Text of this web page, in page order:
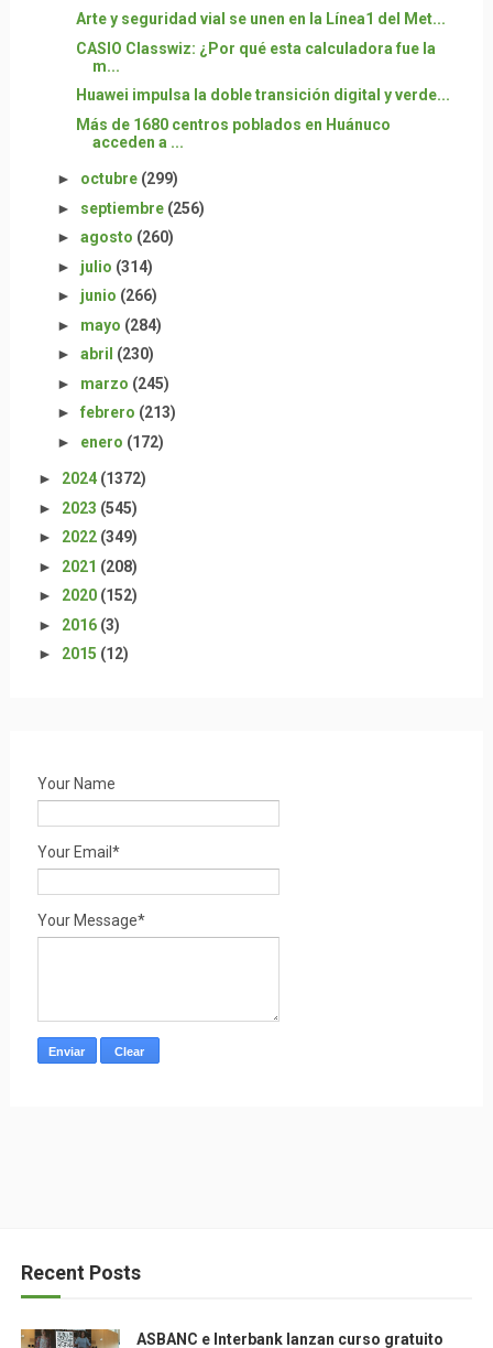
Arte y seguridad vial se unen en la Línea1 del Met...
CASIO Classwiz: ¿Por qué esta calculadora fue la
m...
Huawei impulsa la doble transición digital y verde...
Más de 1680 centros poblados en Huánuco
acceden a ...
► octubre (299)
► septiembre (256)
► agosto (260)
► julio (314)
► junio (266)
► mayo (284)
► abril (230)
► marzo (245)
► febrero (213)
► enero (172)
► 2024 (1372)
► 2023 (545)
► 2022 (349)
► 2021 (208)
► 2020 (152)
► 2016 (3)
► 2015 (12)
Your Name
Your Email*
Your Message*
Recent Posts
ASBANC e Interbank lanzan curso gratuito